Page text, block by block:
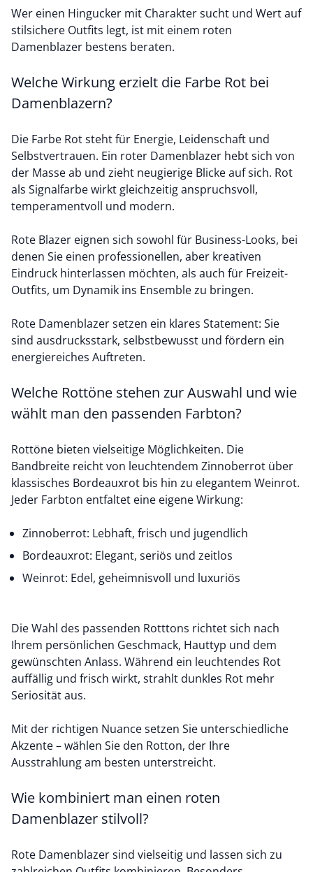
Wer einen Hingucker mit Charakter sucht und Wert auf
stilsichere Outfits legt, ist mit einem roten
Damenblazer bestens beraten.
Welche Wirkung erzielt die Farbe Rot bei
Damenblazern?
Die Farbe Rot steht für Energie, Leidenschaft und
Selbstvertrauen. Ein roter Damenblazer hebt sich von
der Masse ab und zieht neugierige Blicke auf sich. Rot
als Signalfarbe wirkt gleichzeitig anspruchsvoll,
temperamentvoll und modern.
Rote Blazer eignen sich sowohl für Business-Looks, bei
denen Sie einen professionellen, aber kreativen
Eindruck hinterlassen möchten, als auch für Freizeit-
Outfits, um Dynamik ins Ensemble zu bringen.
Rote Damenblazer setzen ein klares Statement: Sie
sind ausdrucksstark, selbstbewusst und fördern ein
energiereiches Auftreten.
Welche Rottöne stehen zur Auswahl und wie
wählt man den passenden Farbton?
Rottöne bieten vielseitige Möglichkeiten. Die
Bandbreite reicht von leuchtendem Zinnoberrot über
klassisches Bordeauxrot bis hin zu elegantem Weinrot.
Jeder Farbton entfaltet eine eigene Wirkung:
Zinnoberrot: Lebhaft, frisch und jugendlich
Bordeauxrot: Elegant, seriös und zeitlos
Weinrot: Edel, geheimnisvoll und luxuriös
Die Wahl des passenden Rotttons richtet sich nach
Ihrem persönlichen Geschmack, Hauttyp und dem
gewünschten Anlass. Während ein leuchtendes Rot
auffällig und frisch wirkt, strahlt dunkles Rot mehr
Seriosität aus.
Mit der richtigen Nuance setzen Sie unterschiedliche
Akzente – wählen Sie den Rotton, der Ihre
Ausstrahlung am besten unterstreicht.
Wie kombiniert man einen roten
Damenblazer stilvoll?
Rote Damenblazer sind vielseitig und lassen sich zu